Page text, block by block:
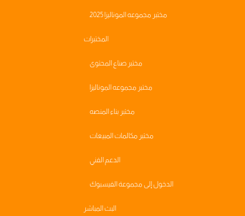
مختبر مجموعه الموناليزا 2025
المختبرات
مختبر صناع المحتوى
مختبر مجموعه الموناليزا
مختبر بناء المنصه
مختبر مكالمات المبيعات
الدعم الفني
الدخول إلى مجموعة الفيسبوك
البث المباشر